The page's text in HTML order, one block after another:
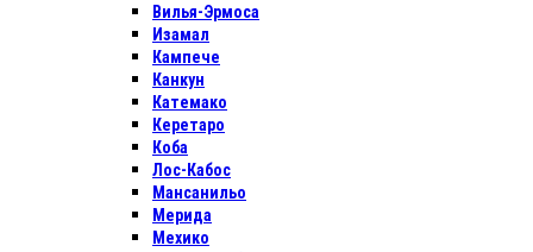
Вилья-Эрмоса
Изамал
Кампече
Канкун
Катемако
Керетаро
Коба
Лос-Кабос
Мансанильо
Мерида
Мехико